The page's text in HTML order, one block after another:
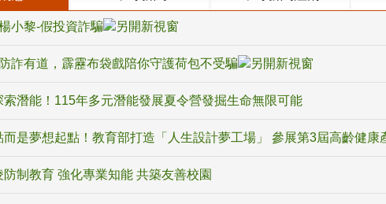
小黎-假投資詐騙
詐有道，霹靂布袋戲陪你守護荷包不受騙
索潛能！115年多元潛能發展夏令營發掘生命無限可能
而是夢想起點！教育部打造「人生設計夢工場」 參展第3屆高齡健康
制教育 強化專業知能 共築友善校園